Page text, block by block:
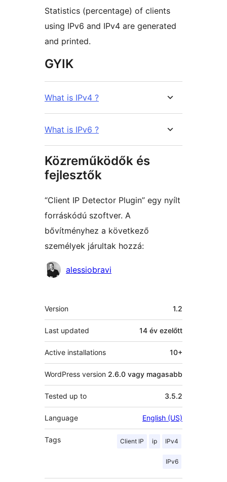
Statistics (percentage) of clients
using IPv6 and IPv4 are generated
and printed.
GYIK
What is IPv4 ?
What is IPv6 ?
Közreműködők és
fejlesztők
“Client IP Detector Plugin” egy nyílt
forráskódú szoftver. A
bővítményhez a következő
személyek járultak hozzá:
Közreműködők
alessiobravi
Meta
Version 1.2
Last updated 14 év ezelőtt
Active installations 10+
WordPress version 2.6.0 vagy magasabb
Tested up to 3.5.2
Language English (US)
Tags Client IP ip IPv4
IPv6